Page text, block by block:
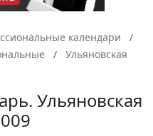
календари
Ульяновская
Ульяновская